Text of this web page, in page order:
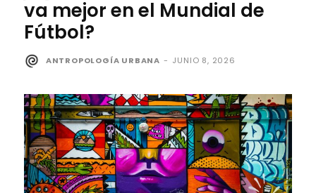
va mejor en el Mundial de
Fútbol?
ANTROPOLOGÍA URBANA - JUNIO 8, 2026